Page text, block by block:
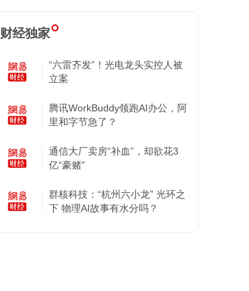
财经独家
“六雷齐发”！光电龙头实控人被
立案
腾讯WorkBuddy领跑AI办公，阿
里和字节急了？
通信大厂卖房“补血”，却欲花3
亿“豪赌”
群核科技：“杭州六小龙” 光环之
下 物理AI故事有水分吗？